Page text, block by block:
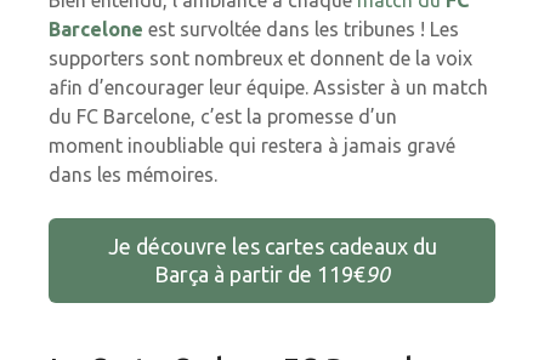
Barcelone est survoltée dans les tribunes ! Les
supporters sont nombreux et donnent de la voix
afin d’encourager leur équipe. Assister à un match
du FC Barcelone, c’est la promesse d’un
moment inoubliable qui restera à jamais gravé
dans les mémoires.
Je découvre les cartes cadeaux du
Barça à partir de 119€90